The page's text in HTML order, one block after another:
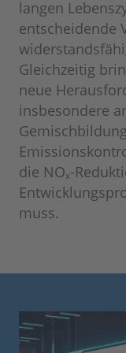
langen
entscheidende
Gleichzeitig
neue
insbesondere
die NOₓ-
muss.